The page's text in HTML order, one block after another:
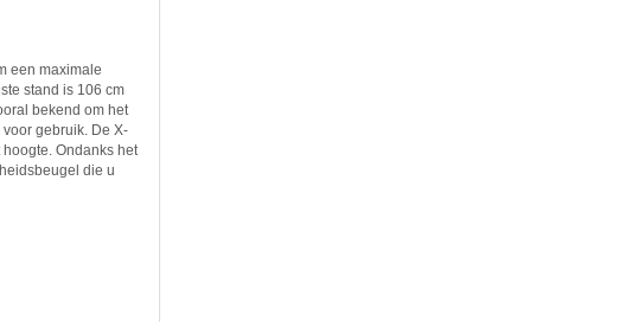
een maximale
stand is 106 cm
bekend om het
gebruik. De X-
Ondanks het
die u